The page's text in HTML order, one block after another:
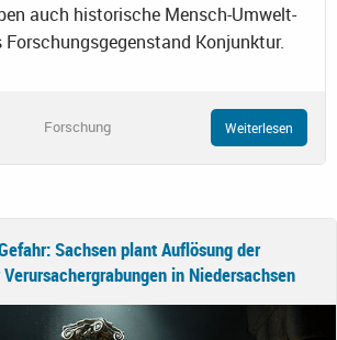
auch historische Mensch-Umwelt-
Forschungsgegenstand Konjunktur.
Forschung Weiterlesen
Sachsen plant Auflösung der
in Niedersachsen